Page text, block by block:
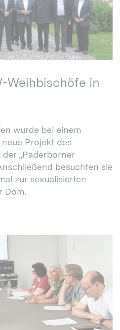
Weihbischöfe in
wurde bei einem
Projekt des
„Paderborner
besuchten sie
zur sexualisierten
Dom.